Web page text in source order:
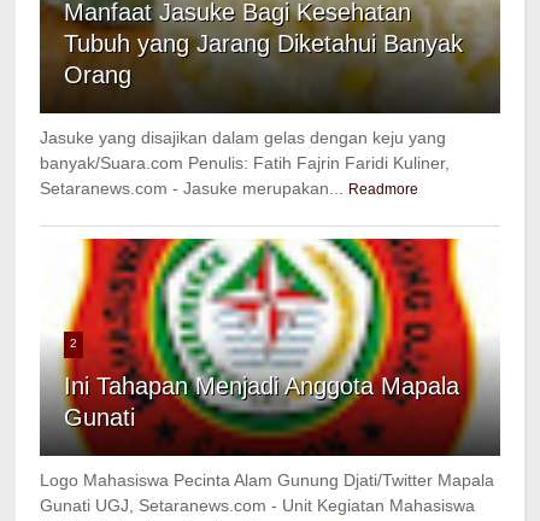
Manfaat Jasuke Bagi Kesehatan
Tubuh yang Jarang Diketahui Banyak
Orang
Jasuke yang disajikan dalam gelas dengan keju yang
banyak/Suara.com Penulis: Fatih Fajrin Faridi Kuliner,
Setaranews.com - Jasuke merupakan...
Readmore
2
Ini Tahapan Menjadi Anggota Mapala
Gunati
Logo Mahasiswa Pecinta Alam Gunung Djati/Twitter Mapala
Gunati UGJ, Setaranews.com - Unit Kegiatan Mahasiswa